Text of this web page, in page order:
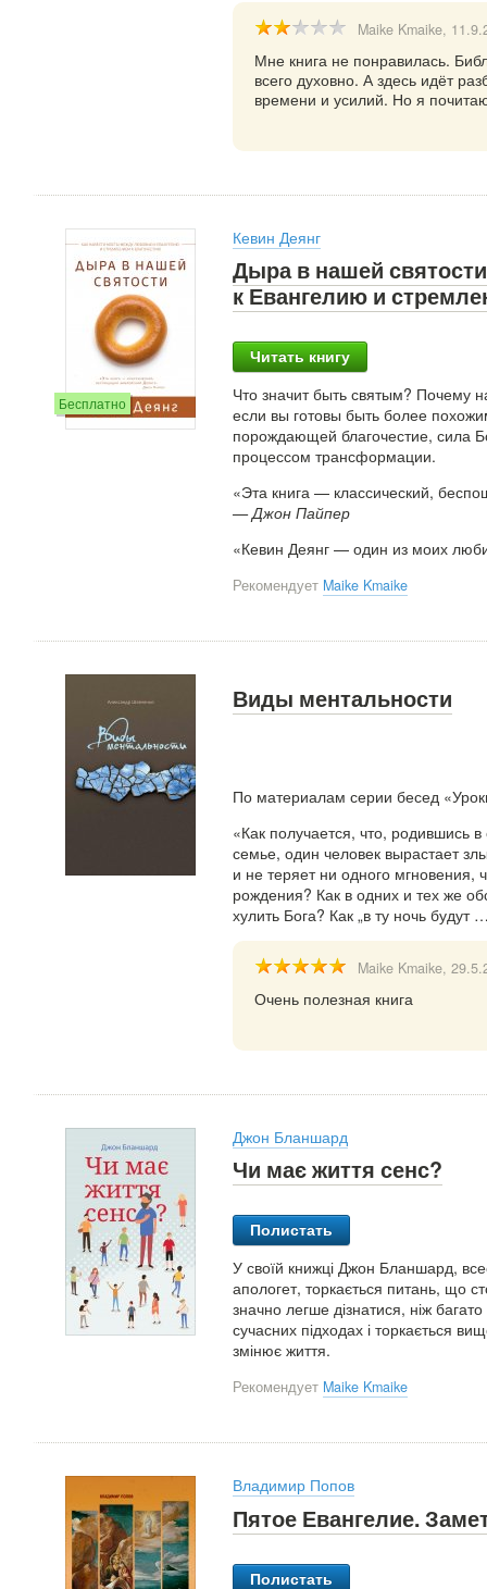
Maike Kmaike,
Мне книга не понравилась.
всего духовно. А здесь идёт
времени и усилий. Но я
Бесплатно
Кевин Деянг
Дыра в нашей
к Евангелию и
Читать книгу
Что значит быть святым? Почему
если вы готовы быть более
порождающей благочестие, сила
процессом трансформации.
«Эта книга — классический,
— Джон Пайпер
«Кевин Деянг — один из моих
Рекомендует Maike Kmaike
Виды ментальности
По материалам серии бесед
«Как получается, что, родившись
семье, один человек вырастает
и не теряет ни одного мгновения,
рождения? Как в одних и тех же
хулить Бога? Как „в ту ночь будут
Maike Kmaike,
Очень полезная книга
Джон Бланшард
Чи має життя сенс?
Полистать
У своїй книжці Джон Бланшард,
апологет, торкається питань, що
значно легше дізнатися, ніж
сучасних підходах і торкається
змінює життя.
Рекомендует Maike Kmaike
Владимир Попов
Пятое Евангелие.
Полистать